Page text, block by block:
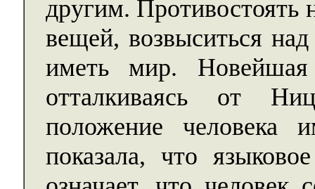
другим. Противостоять
вещей, возвыситься
иметь мир. Новейшая
отталкиваясь от
положение человека
показала, что